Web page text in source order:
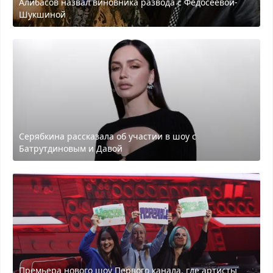
Шукшиной
Серябкина рассказала об участии в шоу с
Батрутдиновым и Давой
Премьера нового шоу Первого канала, где артисты